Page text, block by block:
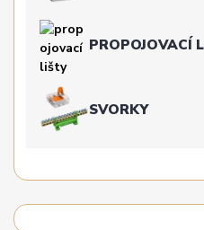
PROPOJOVACÍ
SVORKY